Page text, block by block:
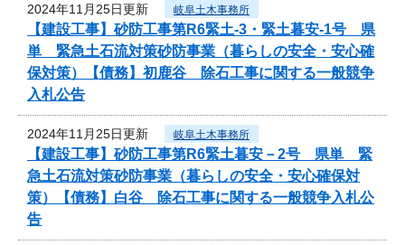
2024年11月25日更新 岐阜土木事務所
【建設工事】砂防工事第R6緊土-3・緊土暮安-1号 県
単 緊急土石流対策砂防事業（暮らしの安全・安心確
保対策）【債務】初鹿谷 除石工事に関する一般競争
入札公告
2024年11月25日更新 岐阜土木事務所
【建設工事】砂防工事第R6緊土暮安－2号 県単 緊
急土石流対策砂防事業（暮らしの安全・安心確保対
策）【債務】白谷 除石工事に関する一般競争入札公
告